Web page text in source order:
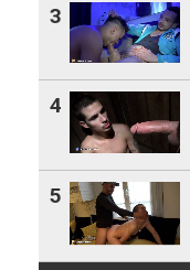
3
4
5